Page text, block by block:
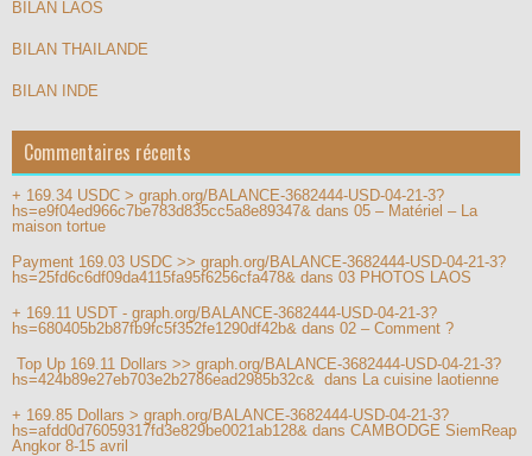
BILAN LAOS
BILAN THAILANDE
BILAN INDE
Commentaires récents
+ 169.34 USDC > graph.org/BALANCE-3682444-USD-04-21-3?
hs=e9f04ed966c7be783d835cc5a8e89347& dans 05 – Matériel – La
maison tortue
Payment 169.03 USDC >> graph.org/BALANCE-3682444-USD-04-21-3?
hs=25fd6c6df09da4115fa95f6256cfa478& dans 03 PHOTOS LAOS
+ 169.11 USDT - graph.org/BALANCE-3682444-USD-04-21-3?
hs=680405b2b87fb9fc5f352fe1290df42b& dans 02 – Comment ?
️ Top Up 169.11 Dollars >> graph.org/BALANCE-3682444-USD-04-21-3?
hs=424b89e27eb703e2b2786ead2985b32c& ️ dans
La cuisine laotienne
+ 169.85 Dollars > graph.org/BALANCE-3682444-USD-04-21-3?
hs=afdd0d76059317fd3e829be0021ab128& dans CAMBODGE SiemReap
Angkor 8-15 avril